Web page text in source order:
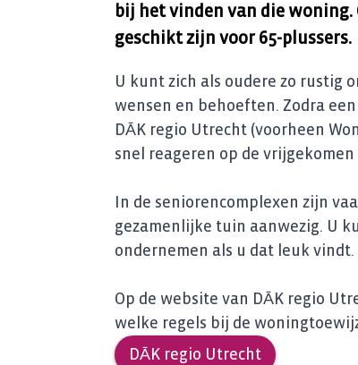
bij het vinden van die woning.
geschikt zijn voor 65-plussers.
U kunt zich als oudere zo rustig
wensen en behoeften. Zodra
DĀK regio Utrecht (voorheen
snel reageren op de
In de seniorencomplexen zijn
gezamenlijke tuin aanwezig. U
ondernemen als u dat leuk vindt.
Op de website van DĀK regio
welke regels bij de
DĀK regio Utrecht